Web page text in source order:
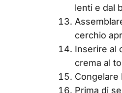
lenti e dal
cerchio
Inserire al
crema al
Congelare
Prima di